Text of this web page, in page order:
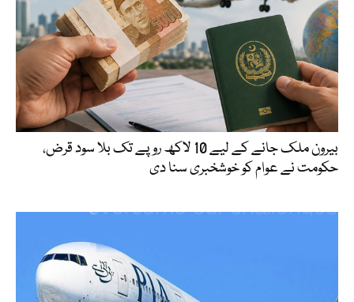
بیرون ملک جانے کے لیے 10 لاکھ روپے تک بلا سود قرض،
حکومت نے عوام کو خوشخبری سنا دی